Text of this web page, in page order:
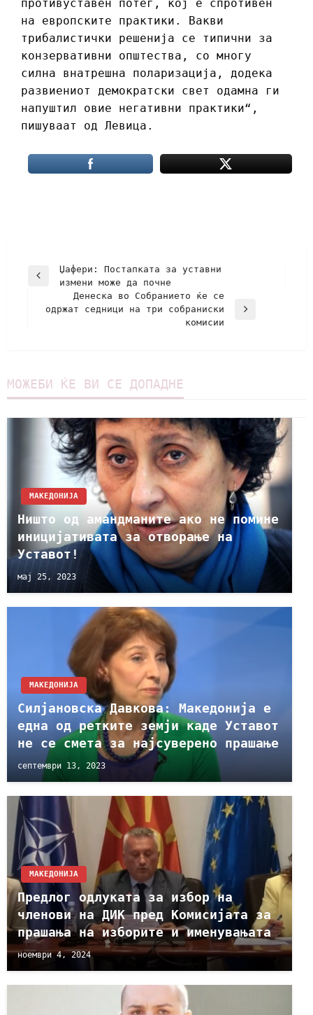
противуставен потег, кој е спротивен
на европските практики. Вакви
трибалистички решенија се типични за
конзервативни општества, со многу
силна внатрешна поларизација, додека
развиениот демократски свет одамна ги
напуштил овие негативни практики“,
пишуваат од Левица.
Џафери: Постапката за уставни
измени може да почне
Денеска во Собранието ќе се
одржат седници на три собраниски
комисии
МОЖЕБИ ЌЕ ВИ СЕ ДОПАДНЕ
МАКЕДОНИЈА
Ништо од амандманите ако не помине
иницијативата за отворање на
Уставот!
мај 25, 2023
МАКЕДОНИЈА
Силјановска Давкова: Македонија е
една од ретките земји каде Уставот
не се смета за најсуверено прашање
септември 13, 2023
МАКЕДОНИЈА
Предлог одлуката за избор на
членови на ДИК пред Комисијата за
прашања на изборите и именувањата
ноември 4, 2024